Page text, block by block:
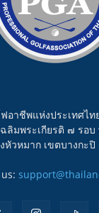
อาชีพแห่งประเทศไท
ฉลิมพระเกียรติ ๗ รอ
วหมาก เขตบางกะปิ